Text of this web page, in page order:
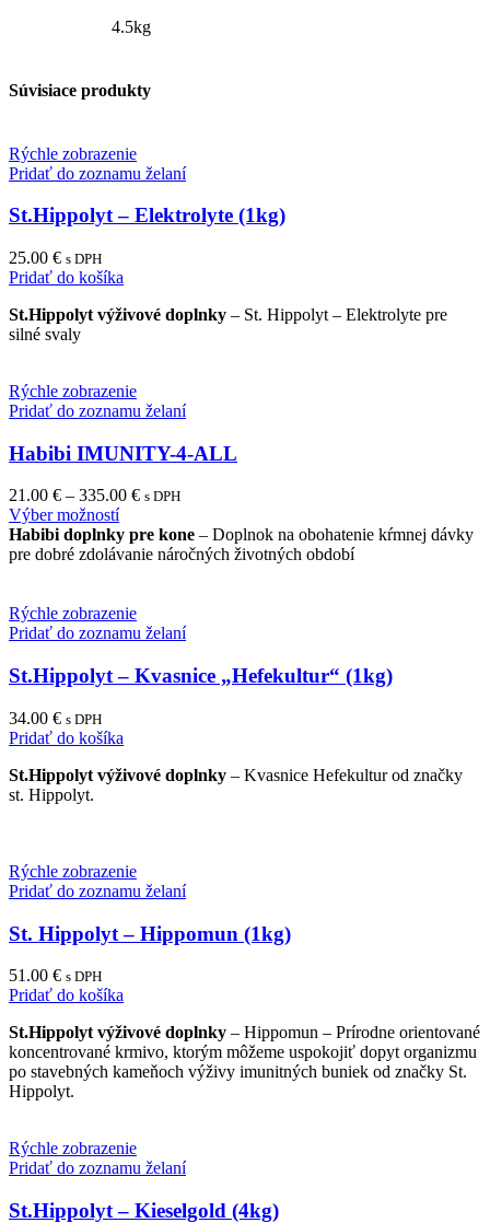
4.5kg
Súvisiace produkty
Rýchle zobrazenie
Pridať do zoznamu želaní
St.Hippolyt – Elektrolyte (1kg)
25.00 € s DPH
Pridať do košíka
St.Hippolyt výživové doplnky – St. Hippolyt – Elektrolyte pre
silné svaly
Rýchle zobrazenie
Pridať do zoznamu želaní
Habibi IMUNITY-4-ALL
21.00 € – 335.00 € s DPH
Výber možnostíThis
product
has
The
options
chosen
the
product
page
Habibi doplnky pre kone – Doplnok na obohatenie kŕmnej dávky
pre dobré zdolávanie náročných životných období
Rýchle zobrazenie
Pridať do zoznamu želaní
St.Hippolyt – Kvasnice „Hefekultur“ (1kg)
34.00 € s DPH
Pridať do košíka
St.Hippolyt výživové doplnky – Kvasnice Hefekultur od značky
st. Hippolyt.
Rýchle zobrazenie
Pridať do zoznamu želaní
St. Hippolyt – Hippomun (1kg)
51.00 € s DPH
Pridať do košíka
St.Hippolyt výživové doplnky – Hippomun – Prírodne orientované
koncentrované krmivo, ktorým môžeme uspokojiť dopyt organizmu
po stavebných kameňoch výživy imunitných buniek od značky St.
Hippolyt.
Rýchle zobrazenie
Pridať do zoznamu želaní
St.Hippolyt – Kieselgold (4kg)